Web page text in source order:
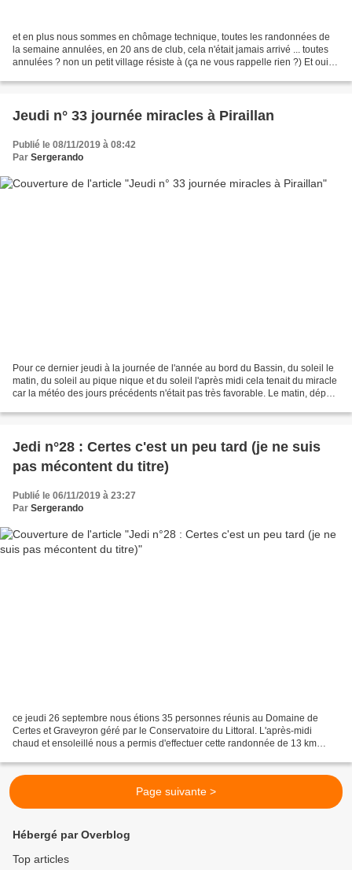
et en plus nous sommes en chômage technique, toutes les randonnées de
la semaine annulées, en 20 ans de club, cela n'était jamais arrivé ... toutes
annulées ? non un petit village résiste à (ça ne vous rappelle rien ?) Et oui
Jeudi n° 33 journée miracles à Piraillan
Publié le 08/11/2019 à 08:42
Par Sergerando
Pour ce dernier jeudi à la journée de l'année au bord du Bassin, du soleil le
matin, du soleil au pique nique et du soleil l'après midi cela tenait du miracle
car la météo des jours précédents n'était pas très favorable. Le matin, départ
Jedi n°28 : Certes c'est un peu tard (je ne suis
pas mécontent du titre)
Publié le 06/11/2019 à 23:27
Par Sergerando
ce jeudi 26 septembre nous étions 35 personnes réunis au Domaine de
Certes et Graveyron géré par le Conservatoire du Littoral. L'après-midi
chaud et ensoleillé nous a permis d'effectuer cette randonnée de 13 km
Page suivante >
Hébergé par Overblog
Top articles